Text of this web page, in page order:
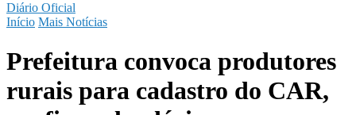
Diário Oficial
Início Mais Notícias
Prefeitura convoca produtores
rurais para cadastro do CAR,